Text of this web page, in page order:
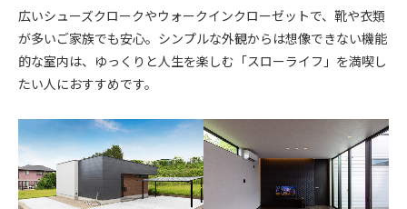
広いシューズクロークやウォークインクローゼットで、靴や衣類
が多いご家族でも安心。シンプルな外観からは想像できない機能
的な室内は、ゆっくりと人生を楽しむ「スローライフ」を満喫し
たい人におすすめです。